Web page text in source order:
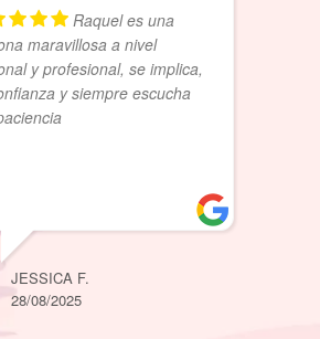
Raquel es una
maravillosa a nivel
y profesional, se implica,
y siempre escucha
JESSICA F.
28/08/2025